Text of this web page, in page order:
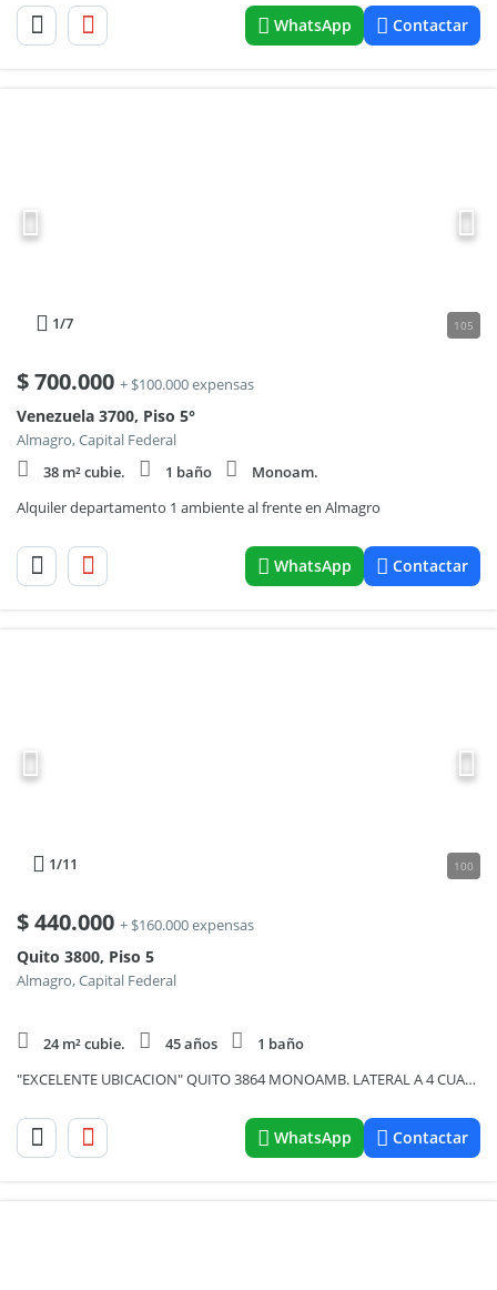
WhatsApp Contactar
1/7 105
$700.000 + $100.000 expensas
Venezuela 3700, Piso 5°
Almagro, Capital Federal
38 m² cubie.
1 baño
Monoam.
Alquiler departamento 1 ambiente al frente en Almagro
WhatsApp Contactar
1/11 100
$440.000 + $160.000 expensas
Quito 3800, Piso 5
Almagro, Capital Federal
24 m² cubie. 45 años
1 baño
"EXCELENTE UBICACION" QUITO 3864 MONOAMB. LATERAL A 4 CUADRAS DE AV. RIVADAVIA Y SUBTE "A" (LUMINOSO)
WhatsApp Contactar